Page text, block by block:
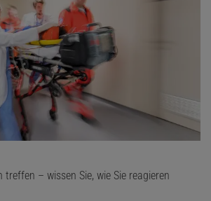
treffen – wissen Sie, wie Sie reagieren